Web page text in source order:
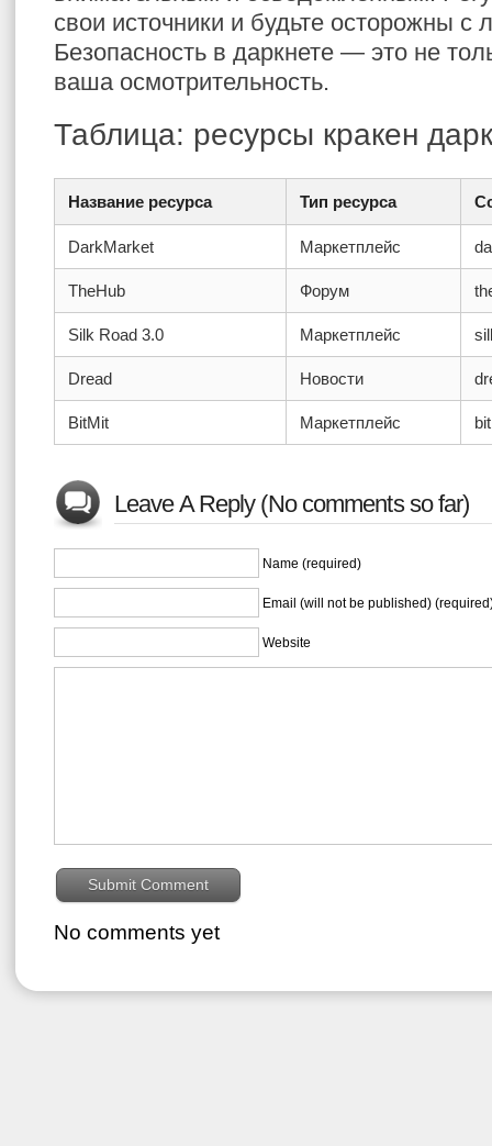
свои источники и будьте осторожны
Безопасность в даркнете — это не
ваша осмотрительность.
Таблица: ресурсы кракен
Название ресурса Тип ресурса
DarkMarket Маркетплейс
TheHub Форум
Silk Road 3.0 Маркетплейс
Dread Новости
BitMit Маркетплейс
Leave A Reply (No comments so far)
Name (required)
Email (will not be published)
Website
No comments yet